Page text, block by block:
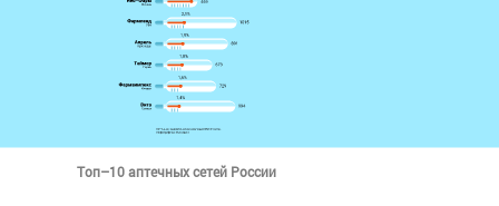
Топ–10 аптечных сетей России